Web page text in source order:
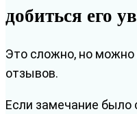
добиться его
Это сложно, но можно
отзывов.
Если замечание было